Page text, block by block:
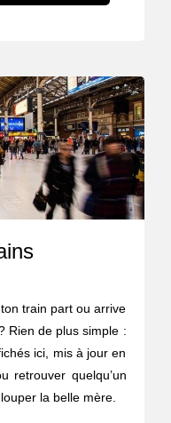
train part ou arrive
Rien de plus simple :
ici, mis à jour en
retrouver quelqu’un
la belle mère.